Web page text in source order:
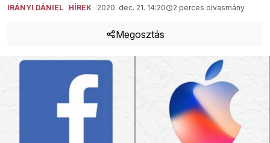
IRÁNYI DÁNIEL HÍREK 2020. dec. 21. 14:20 2 perces olvasmány
Megosztás